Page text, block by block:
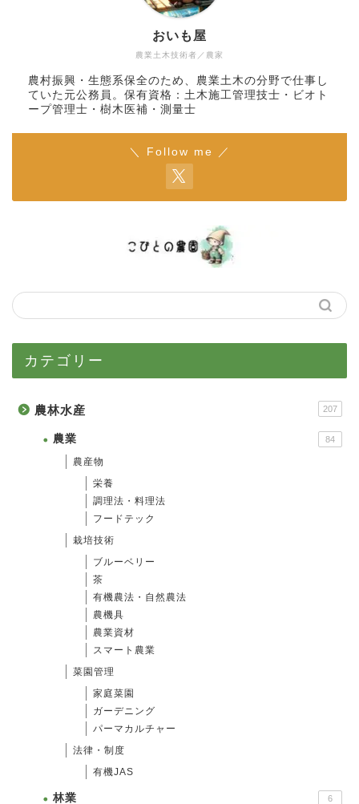
農業土木技術者／農家
おいも屋
農村振興・生態系保全のため、農業土木の分野で仕事し
ていた元公務員。保有資格：土木施工管理技士・ビオト
ープ管理士・樹木医補・測量士
＼ Follow me ／
カテゴリー
農林水産 207
農業 84
農産物
栄養
調理法・料理法
フードテック
栽培技術
ブルーベリー
茶
有機農法・自然農法
農機具
農業資材
スマート農業
菜園管理
家庭菜園
ガーデニング
パーマカルチャー
法律・制度
有機JAS
林業 6